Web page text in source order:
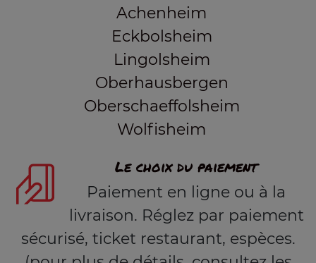
Achenheim
Eckbolsheim
Lingolsheim
Oberhausbergen
Oberschaeffolsheim
Wolfisheim
Le choix du paiement
Paiement en ligne ou à la
livraison. Réglez par paiement
sécurisé, ticket restaurant, espèces.